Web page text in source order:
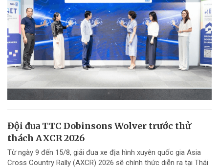
Đội đua TTC Dobinsons Wolver trước thử
thách AXCR 2026
Từ ngày 9 đến 15/8, giải đua xe địa hình xuyên quốc gia Asia
Cross Country Rally (AXCR) 2026 sẽ chính thức diễn ra tại Thái